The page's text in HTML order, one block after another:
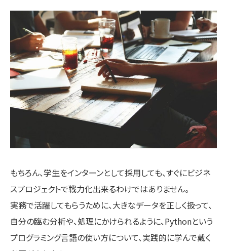
もちろん、学生をインターンとして採用しても、すぐにビジネ
スプロジェクトで戦力化出来るわけではありません。
実務で活躍してもらうために、大きなデータを正しく扱って、
自分の臨む分析や、処理にかけられるように、Pythonという
プログラミング言語の使い方について、実践的に学んで戴く